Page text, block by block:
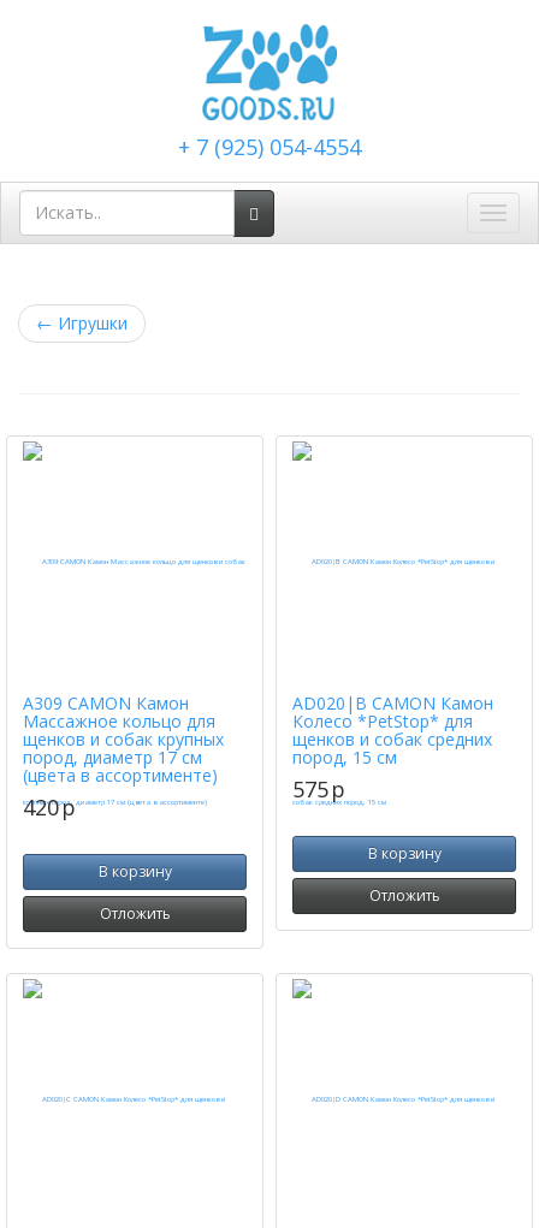
+ 7 (925) 054-4554
← Игрушки
A309 CAMON Камон
Массажное кольцо для
щенков и собак крупных
пород, диаметр 17 см
(цвета в ассортименте)
420p
В корзину
Отложить
AD020|B CAMON Камон
Колесо *PetStop* для
щенков и собак средних
пород, 15 см
575p
В корзину
Отложить